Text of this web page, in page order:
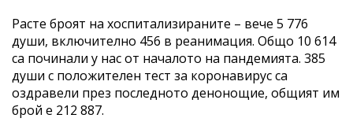
Расте броят на хоспитализираните – вече 5 776
души, включително 456 в реанимация. Общо 10 614
са починали у нас от началото на пандемията. 385
души с положителен тест за коронавирус са
оздравели през последното денонощие, общият им
брой е 212 887.